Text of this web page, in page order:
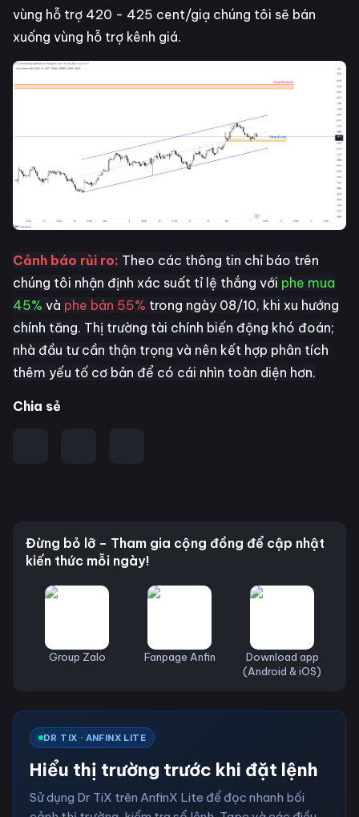
vùng hỗ trợ 420 - 425 cent/giạ chúng tôi sẽ bán
xuống vùng hỗ trợ kênh giá.
Cảnh báo rủi ro: Theo các thông tin chỉ báo trên
chúng tôi nhận định xác suất tỉ lệ thắng với phe mua
45% và phe bán 55% trong ngày 08/10, khi xu hướng
chính tăng. Thị trường tài chính biến động khó đoán;
nhà đầu tư cần thận trọng và nên kết hợp phân tích
thêm yếu tố cơ bản để có cái nhìn toàn diện hơn.
Chia sẻ
Đừng bỏ lỡ – Tham gia cộng đồng để cập nhật
kiến thức mỗi ngày!
Group Zalo Fanpage Anfin
Download app
(Android & iOS)
DR TIX · ANFINX LITE
Hiểu thị trường trước khi đặt lệnh
Sử dụng Dr TiX trên AnfinX Lite để đọc nhanh bối